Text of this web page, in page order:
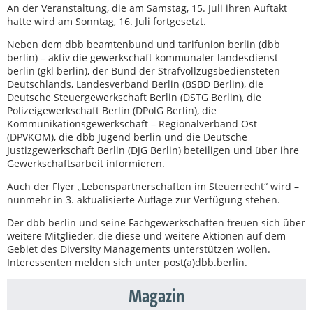
An der Veranstaltung, die am Samstag, 15. Juli ihren Auftakt
hatte wird am Sonntag, 16. Juli fortgesetzt.
Neben dem dbb beamtenbund und tarifunion berlin (dbb
berlin) – aktiv die gewerkschaft kommunaler landesdienst
berlin (gkl berlin), der Bund der Strafvollzugsbediensteten
Deutschlands, Landesverband Berlin (BSBD Berlin), die
Deutsche Steuergewerkschaft Berlin (DSTG Berlin), die
Polizeigewerkschaft Berlin (DPolG Berlin), die
Kommunikationsgewerkschaft – Regionalverband Ost
(DPVKOM), die dbb Jugend berlin und die Deutsche
Justizgewerkschaft Berlin (DJG Berlin) beteiligen und über ihre
Gewerkschaftsarbeit informieren.
Auch der Flyer „Lebenspartnerschaften im Steuerrecht“ wird –
nunmehr in 3. aktualisierte Auflage zur Verfügung stehen.
Der dbb berlin und seine Fachgewerkschaften freuen sich über
weitere Mitglieder, die diese und weitere Aktionen auf dem
Gebiet des Diversity Managements unterstützen wollen.
Interessenten melden sich unter post(a)dbb.berlin.
Magazin